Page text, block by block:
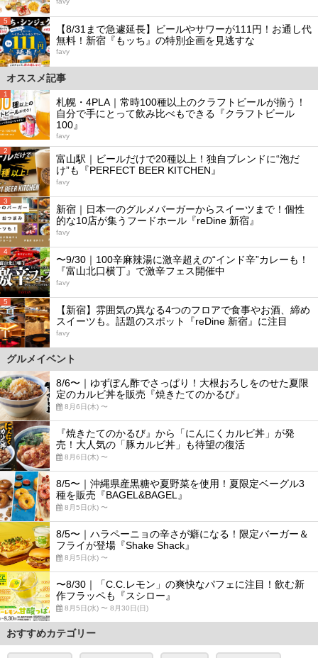
5
【8/31まで急遽延長】ビールやサワーが111円！お通し代
無料！新宿『もッち』の特別企画を見逃すな
favy
オススメ記事
1
札幌・4PLA｜常時100種以上のクラフトビールが揃う！
自分で手にとって飲み比べもできる『クラフトビール
100』
favy
2
富山駅｜ビールだけで20種以上！独自ブレンドに“泡だ
け”も『PERFECT BEER KITCHEN』
favy
3
新宿｜日本一のグルメバーガーからスイーツまで！個性
的な10店が集うフードホール『reDine 新宿』
favy
4
〜9/30｜100辛麻辣湯に激辛超えの“インド辛”カレーも！
『富山北口横丁』で激辛フェス開催中
favy
5
【新宿】雰囲気の異なる4つのフロアで食事やお酒、締め
スイーツも。話題のスポット『reDine 新宿』に注目
favy
グルメイベント
8/6〜｜ゆずぽん酢でさっぱり！大根おろしをのせた夏限
定のカルビ丼を販売『焼きたてのかるび』
8月6日(木) 〜
『焼きたてのかるび』から「にんにくカルビ丼」が発
売！大人気の「豚カルビ丼」も待望の復活
8月6日(木) 〜
8/5〜｜沖縄県産黒糖や夏野菜を使用！夏限定ベーグル3
種を販売『BAGEL&BAGEL』
8月5日(水) 〜
8/5〜｜ハラペーニョの辛さが癖になる！限定バーガー＆
フライが登場『Shake Shack』
8月5日(水) 〜
〜8/30｜「C.C.レモン」の爽快なパフェに注目！飲む新
作フラッペも『スシロー』
8月5日(水) 〜 8月30日(日)
おすすめカテゴリー